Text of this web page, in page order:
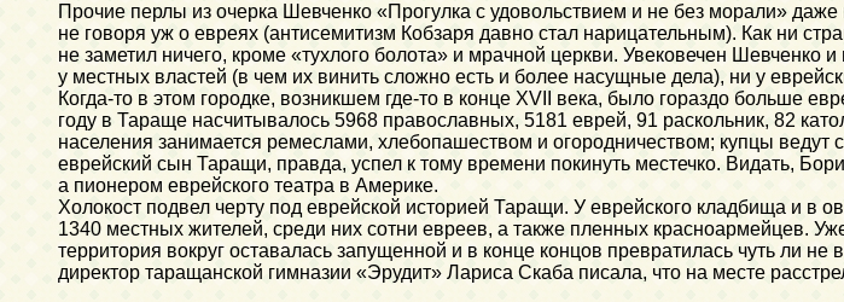
Прочие перлы из очерка Шевченко «Прогулка с удовольствием и не без морали»
не говоря уж о евреях (антисемитизм Кобзаря давно стал нарицательным). Как ни
не заметил ничего, кроме «тухлого болота» и мрачной церкви. Увековечен
у местных властей (в чем их винить сложно есть и более насущные дела), ни у
Когда-то в этом городке, возникшем где-то в конце XVII века, было гораздо больше
году в Тараще насчитывалось 5968 православных, 5181 еврей, 91 раскольник, 82
населения занимается ремеслами, хлебопашеством и огородничеством; купцы
еврейский сын Таращи, правда, успел к тому времени покинуть местечко. Видать,
а пионером еврейского театра в Америке.
Холокост подвел черту под еврейской историей Таращи. У еврейского кладбища и
1340 местных жителей, среди них сотни евреев, а также пленных красноармейцев.
территория вокруг оставалась запущенной и в конце концов превратилась чуть ли
директор таращанской гимназии «Эрудит» Лариса Скаба писала, что на месте